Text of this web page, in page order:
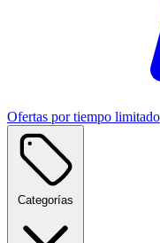
Ofertas por tiempo limitado
Categorías